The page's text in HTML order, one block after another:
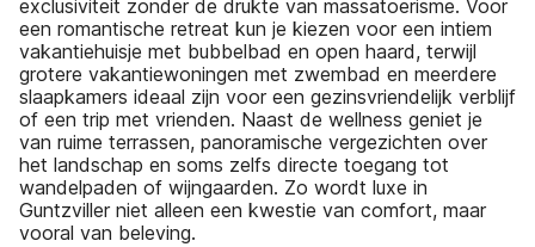
exclusiviteit zonder de drukte van massatoerisme. Voor
een romantische retreat kun je kiezen voor een intiem
vakantiehuisje met bubbelbad en open haard, terwijl
grotere vakantiewoningen met zwembad en meerdere
slaapkamers ideaal zijn voor een gezinsvriendelijk verblijf
of een trip met vrienden. Naast de wellness geniet je
van ruime terrassen, panoramische vergezichten over
het landschap en soms zelfs directe toegang tot
wandelpaden of wijngaarden. Zo wordt luxe in
Guntzviller niet alleen een kwestie van comfort, maar
vooral van beleving.